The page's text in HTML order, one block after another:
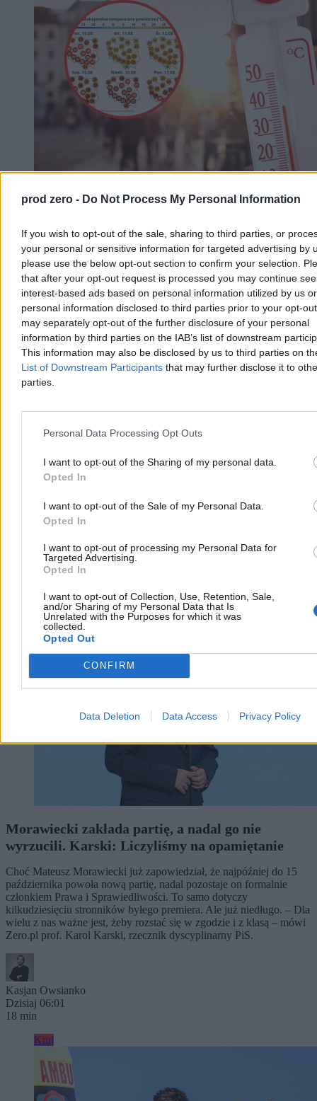
prod zero - Do Not Process My Personal Information
If you wish to opt-out of the sale, sharing to third parties, or
your personal or sensitive information for targeted advertising by
please use the below opt-out section to confirm your selection.
that after your opt-out request is processed you may continue
interest-based ads based on personal information utilized by us or
personal information disclosed to third parties prior to your opt-
may separately opt-out of the further disclosure of your personal
information by third parties on the IAB’s list of downstream
This information may also be disclosed by us to third parties on
List of Downstream Participants that may further disclose it to
parties.
Personal Data Processing Opt Outs
I want to opt-out of the Sharing of my personal data.
Opted In
I want to opt-out of the Sale of my Personal Data.
Opted In
I want to opt-out of processing my Personal Data for
Targeted Advertising.
Opted In
I want to opt-out of Collection, Use, Retention, Sale,
and/or Sharing of my Personal Data that Is
Unrelated with the Purposes for which it was
collected.
Opted Out
CONFIRM
Data Deletion Data Access Privacy Policy
Nadchodzi pogodowy rollercoaster. Na
Najbliższe dni w pogodzie upłyną pod znakiem wyrazistych zmian i
sporych wahań temperatury. Choć początek tygodnia przyniesie
krótkotrwały, gorący epizod z temperaturami przekraczającymi 30
st. C, to już od wtorku czeka nas wyraźne ochłodzenie. Sytuacja
ponownie zmieni się w weekend, gdy do Polski wróci afrykański
upał. Słupki rtęci mogą pokazać aż 36 kresek.
Agnieszka Waś-Turecka
Dzisiaj 08:22
Kraj
Morawiecki zakłada partię, a nadal go nie
wyrzucili. Karski: Liczyliśmy na opamiętanie
Choć Mateusz Morawiecki już zapowiedział, że najpóźniej do 15
października powoła nową partię, nadal pozostaje on formalnie
członkiem Prawa i Sprawiedliwości. To samo dotyczy
kilkudziesięciu stronników byłego premiera. Ale już niedługo. – Dla
wielu z nas ważne jest, żeby rozstać się w zgodzie i z klasą – mówi
Zero.pl prof. Karol Karski, rzecznik dyscyplinarny PiS.
Kasjan Owsianko
Dzisiaj 06:01
18 min
Kraj